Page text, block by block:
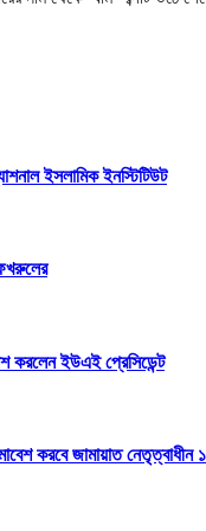
ইসলামিক ইনস্টিটিউট
করলেন ইউএই প্রেসিডেন্ট
করবে জামায়াত নেতৃত্বাধীন